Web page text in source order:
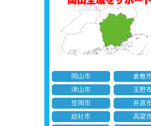
岡山市
倉敷
津山市
玉野
笠岡市
井原
総社市
高梁